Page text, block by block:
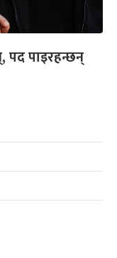
पद पाइरहन्छन्